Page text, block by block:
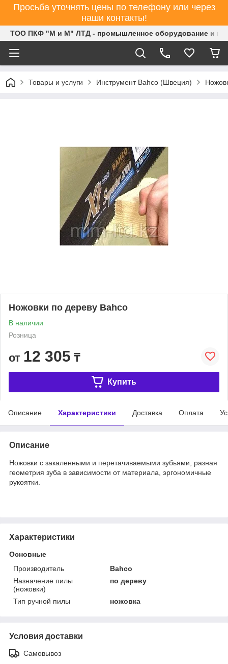
Просьба уточнять цены по телефону или через
наши контакты!
ТОО ПКФ "М и М" ЛТД - промышленное оборудование и
Товары и услуги Инструмент Bahco (Швеция)
Ножовки по дереву Bahco
В наличии
Розница
от 12 305 ₸
Купить
Описание Характеристики Доставка Оплата
Описание
Ножовки с закаленными и перетачиваемыми зубьями, разная
геометрия зуба в зависимости от материала, эргономичные
рукоятки.
Характеристики
Основные
Производитель
Bahco
Назначение пилы
(ножовки)
по дереву
Тип ручной пилы ножовка
Условия доставки
Самовывоз